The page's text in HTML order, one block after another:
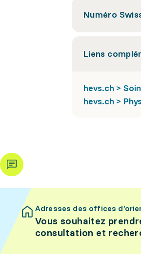
Numéro
Liens
hevs.ch >
hevs.ch >
Adresses des offices
Vous souhaitez
consultation et